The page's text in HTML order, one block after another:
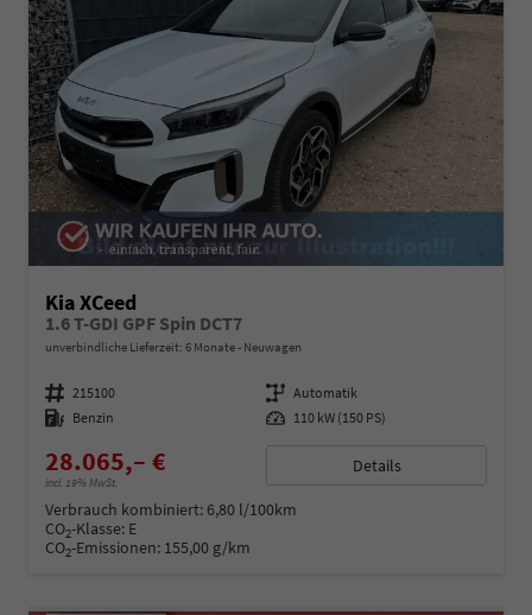
Kia XCeed
1.6 T-GDI GPF Spin DCT7
unverbindliche Lieferzeit: 6 Monate Neuwagen
Fahrzeugnummer 215100 Getriebe Automatik
Kraftstoff Benzin Leistung 110 kW (150 PS)
28.065,– €
incl. 19% MwSt.
Details
Verbrauch kombiniert:6,80 l/100km
CO2-Klasse: E
CO2-Emissionen: 155,00 g/km